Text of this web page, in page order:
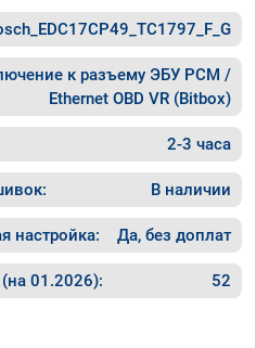
к разъему ЭБУ PCM /
Ethernet OBD VR (Bitbox)
2-3 часа
В наличии
настройка: Да, без доплат
01.2026): 52